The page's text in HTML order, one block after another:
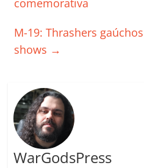
o
k
p
comemorativa
M-19: Thrashers
shows →
WarGodsPress